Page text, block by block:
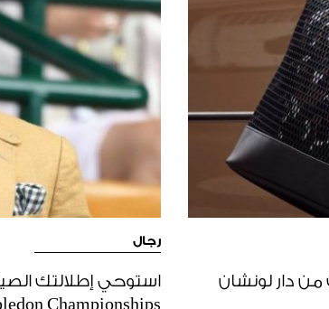
دار لونشان
رجال
استوحي إطلالتك
Championships